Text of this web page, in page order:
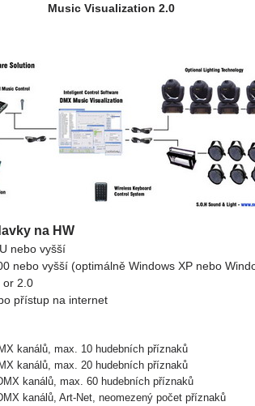
Music Visualization 2.0
na HW
nebo vyšší
nebo vyšší (optimálně Windows XP nebo
or 2.0
přístup na internet
kanálů, max. 10 hudebních příznaků
kanálů, max. 20 hudebních příznaků
kanálů, max. 60 hudebních příznaků
kanálů, Art-Net, neomezený počet příznaků